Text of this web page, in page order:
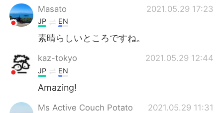
Masato
2021.05.29 17:23
JP EN
素晴らしいところですね。
kaz-tokyo 2021.05.29 12:44
JP EN
Amazing!
Ms Active Couch Potato 2021.05.29 11:31